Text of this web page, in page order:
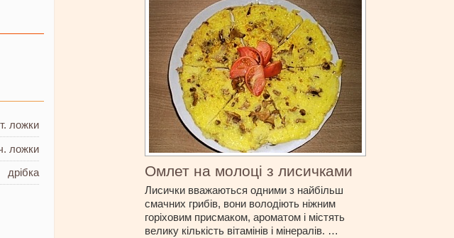
ложки
ложки
дрібка Омлет на молоці з лисичками
Лисички вважаються одними з найбільш
смачних грибів, вони володіють ніжним
горіховим присмаком, ароматом і містять
велику кількість вітамінів і мінералів. …